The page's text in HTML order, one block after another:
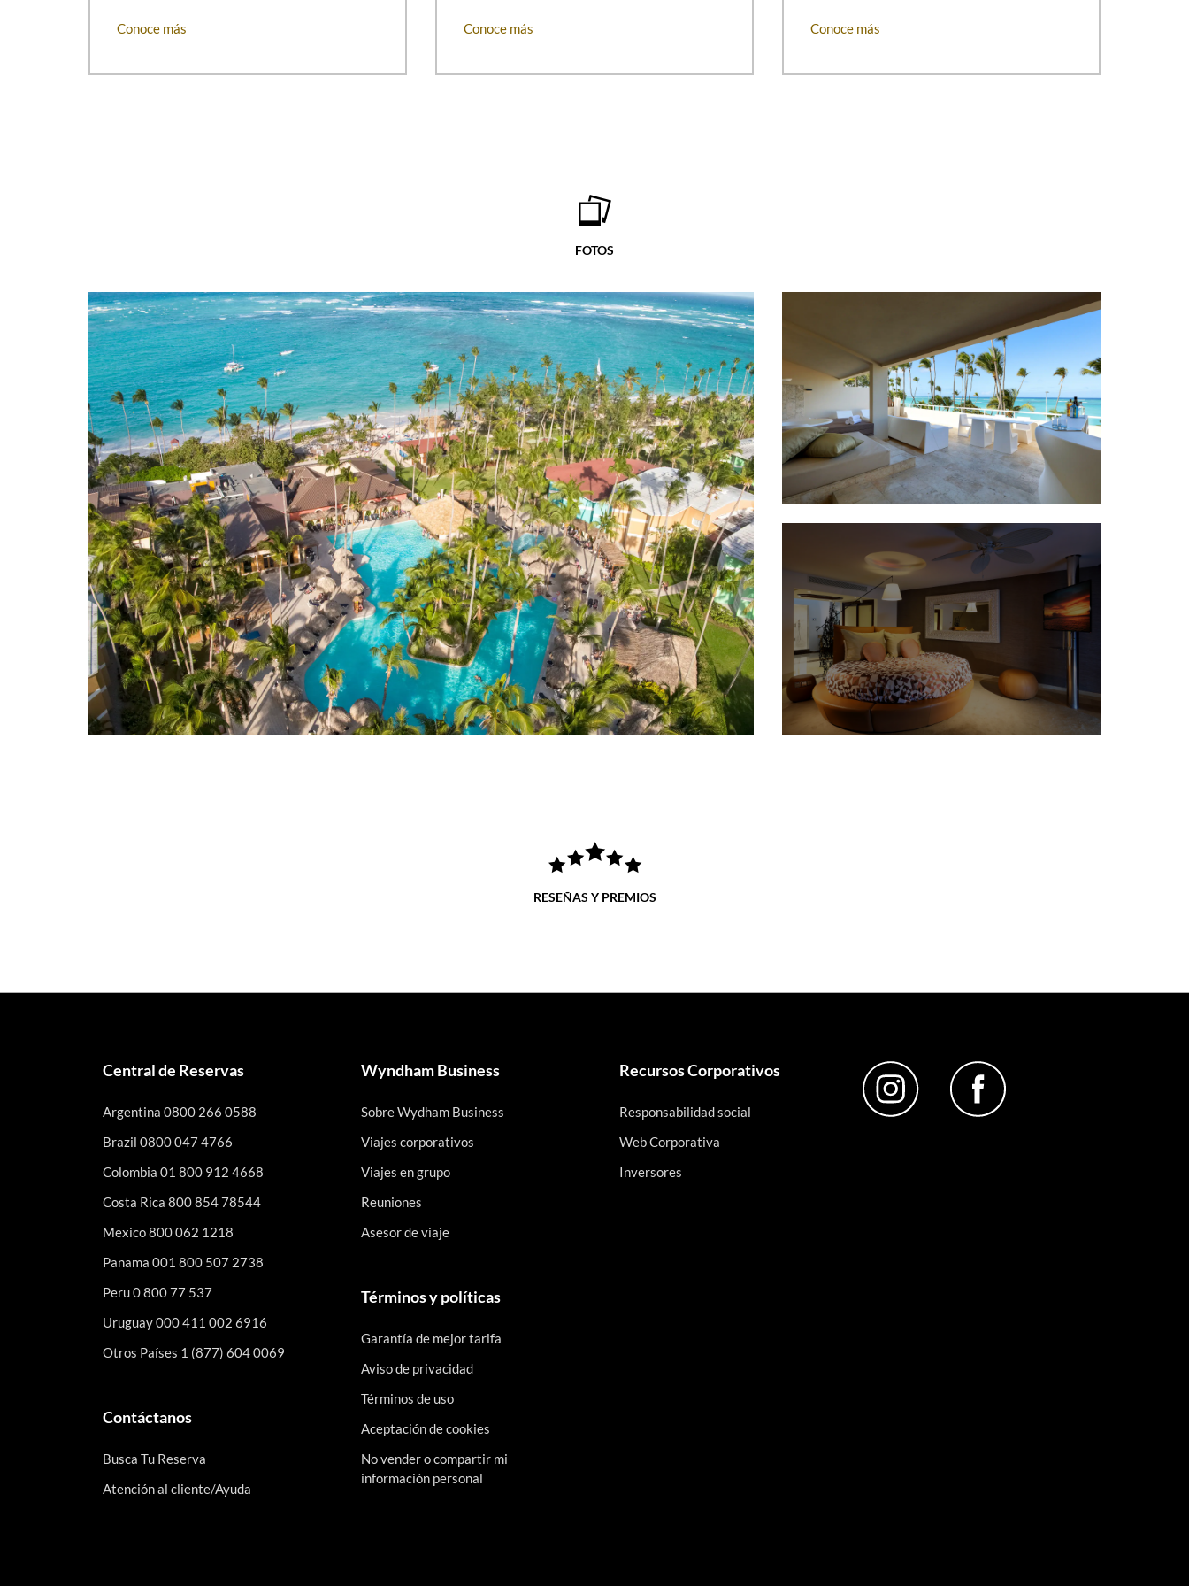
humo, que cuentan con un balcón amueblado, hermosas vistas del mar o los
Conoce más Conoce más Conoce más
FOTOS
RESEÑAS Y PREMIOS
Central de Reservas
Argentina 0800 266 0588
Brazil 0800 047 4766
Colombia 01 800 912 4668
Costa Rica 800 854 78544
Mexico 800 062 1218
Panama 001 800 507 2738
Peru 0 800 77 537
Uruguay 000 411 002 6916
Otros Países 1 (877) 604 0069
Contáctanos
Busca Tu Reserva
Atención al cliente/Ayuda
Wyndham Business
Sobre Wydham Business
Viajes corporativos
Viajes en grupo
Reuniones
Asesor de viaje
Términos y políticas
Garantía de mejor tarifa
Aviso de privacidad
Términos de uso
Aceptación de cookies
No vender o compartir mi
información personal
Recursos Corporativos
Responsabilidad social
Web Corporativa
Inversores